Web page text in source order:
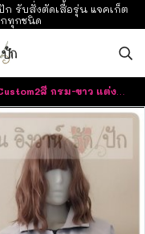
ก รับสั่งตัดเสื้อรุ่น แจคเก็ต
ทุกชนิด
สี กรม-ขาว แต่งแหลมหน้าหลัง แขนเฉียง